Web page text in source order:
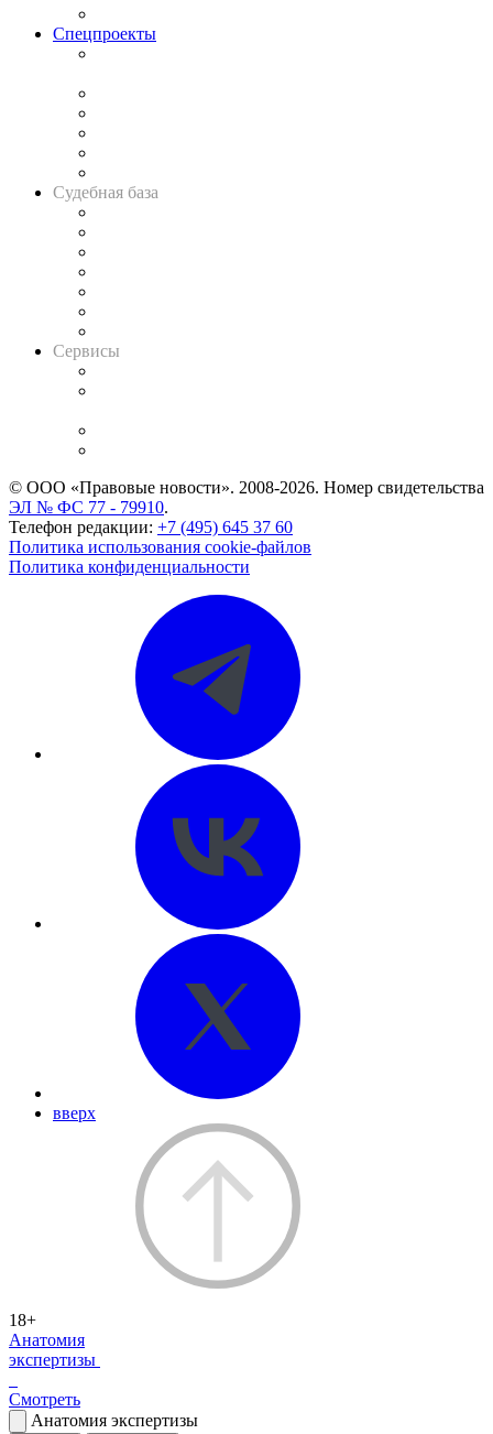
Спецпроекты
Судебная база
Сервисы
© ООО «Правовые новости». 2008-2026. Номер свидетельства
ЭЛ № ФС 77 - 79910.
Телефон редакции: +7 (495) 645 37 60
Политика использования cookie-файлов
Политика конфиденциальности
вверх
18+
Анатомия
экспертизы
Смотреть
Анатомия экспертизы